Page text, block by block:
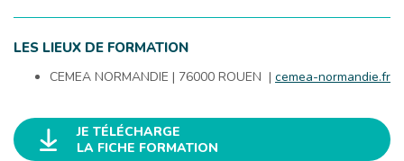
LES LIEUX DE FORMATION
CEMEA NORMANDIE | 76000 ROUEN | cemea-normandie.fr
JE TÉLÉCHARGE
LA FICHE FORMATION